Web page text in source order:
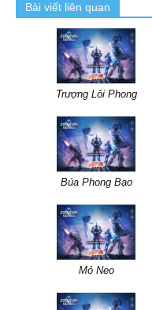
Bài viết liên quan
Trượng Lôi Phong
Búa Phong Bạo
Mỏ Neo